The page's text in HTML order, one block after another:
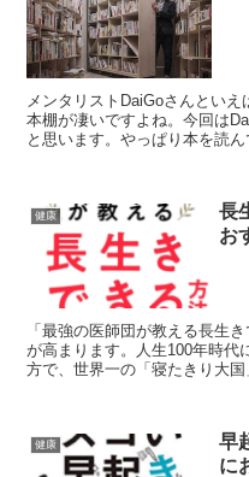
メンタリストDaiGoさんとい
本棚が凄いですよね。今回は
と思います。やっぱり本を読
健康
長
お
「最強の医師団が教える長生
が高まります。人生100年時代
方で、世界一の「寝たきり大
健康
早
に